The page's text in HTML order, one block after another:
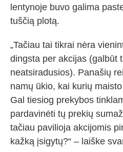
lentynoje buvo galima
tuščią plotą.
„Tačiau tai tikrai nėra
dingsta per akcijas (galbūt
neatsiradusios). Panašių
namų ūkio, kai kurių
Gal tiesiog prekybos
pardavinėti tų prekių
tačiau pavilioja akcijomis
kažką įsigytų?“ – laiške